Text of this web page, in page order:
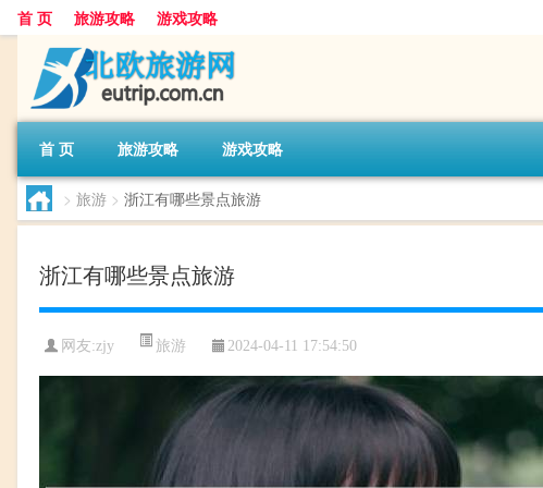
首 页 旅游攻略 游戏攻略
首 页 旅游攻略 游戏攻略
> 旅游 > 浙江有哪些景点旅游
浙江有哪些景点旅游
网友:zjy 旅游 2024-04-11 17:54:50